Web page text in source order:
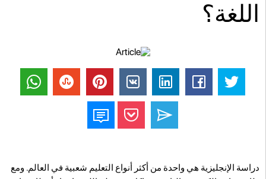
اللغة؟
دراسة الإنجليزية هي واحدة من أكثر أنواع التعليم شعبية في العالم. ومع